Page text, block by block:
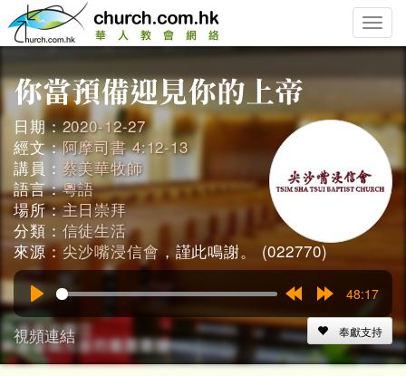
Toggle
日期：2020-12-27
經文：阿摩司書 4:12-13
講員： 蔡美華牧師
語言：粵語
場所：主日崇拜
分類： 信徒生活
來源：尖沙嘴浸信會，謹此鳴謝。 (022770)
Play
15s
15s
48:17
視頻連結 奉獻支持